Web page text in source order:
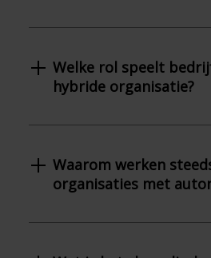
Welke rol speelt
hybride organisatie?
Waarom werken
organisaties met